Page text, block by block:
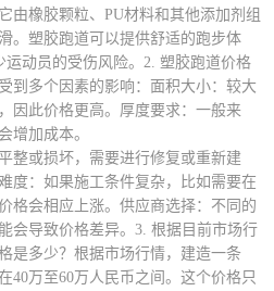
由橡胶颗粒、PU材料和其他添加剂组
。塑胶跑道可以提供舒适的跑步体
运动员的受伤风险。2. 塑胶跑道价格
到多个因素的影响：面积大小：较大
因此价格更高。厚度要求：一般来
增加成本。
整或损坏，需要进行修复或重新建
度：如果施工条件复杂，比如需要在
格会相应上涨。供应商选择：不同的
会导致价格差异。3. 根据目前市场行
是多少？根据市场行情，建造一条
40万至60万人民币之间。这个价格只